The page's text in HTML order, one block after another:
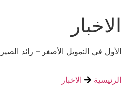
الاخبار
الأول في التمويل الأصغر – رائد
الرئيسية الاخبار